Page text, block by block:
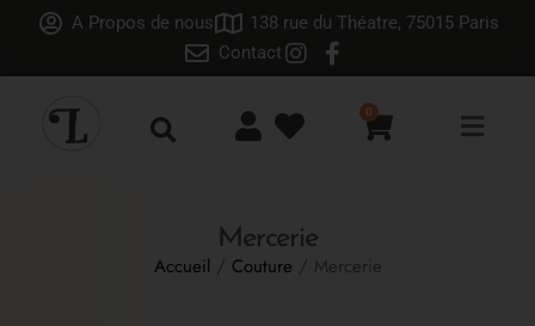
A Propos de nous
138 rue du Théatre, 75015 Paris
Contact
0
Mercerie
Accueil / Couture / Mercerie